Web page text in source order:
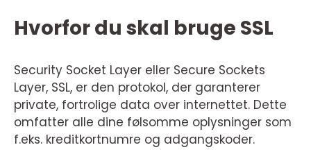
Hvorfor du skal bruge SSL
Security Socket Layer eller Secure Sockets
Layer, SSL, er den protokol, der garanterer
private, fortrolige data over internettet. Dette
omfatter alle dine følsomme oplysninger som
f.eks. kreditkortnumre og adgangskoder.